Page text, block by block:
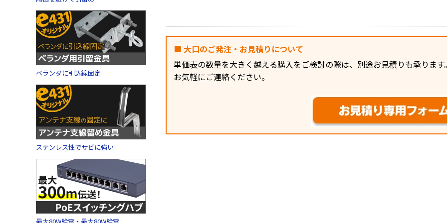
ベランダに引込線固定
ステンレス性でサビに強い
■ 大口のご発注・お見積りについて
単価表の数量を大きく越える購入をご検討の際は、別途お見積りも承ります
お気軽にご連絡ください。